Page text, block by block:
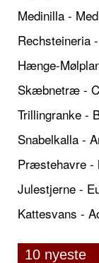
Medinilla -
Rechsteineria
Hænge-
Skæbnetræ -
Trillingranke -
Snabelkalla -
Julestjerne -
Kattesvans -
10 nyeste